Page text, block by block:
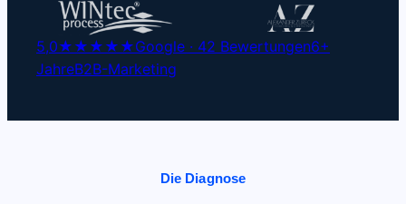
5,0★★★★★Google · 42 Bewertungen6+
JahreB2B-Marketing
Die Diagnose